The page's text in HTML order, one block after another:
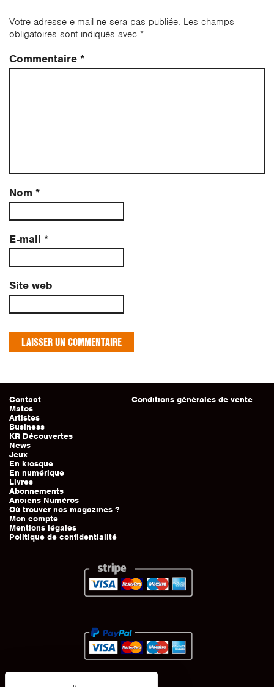
Votre adresse e-mail ne sera pas publiée. Les champs
obligatoires sont indiqués avec *
Commentaire *
Nom *
E-mail *
Site web
Contact
Matos
Artistes
Business
KR Découvertes
News
Jeux
En kiosque
En numérique
Livres
Abonnements
Anciens Numéros
Où trouver nos magazines ?
Mon compte
Mentions légales
Politique de confidentialité
Conditions générales de vente